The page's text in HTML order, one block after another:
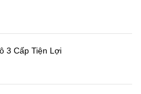
3 Cấp Tiện Lợi